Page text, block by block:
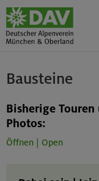
Bausteine
Bisherige
Photos:
Öffnen | Open